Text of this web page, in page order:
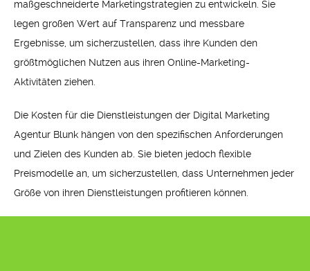
maßgeschneiderte Marketingstrategien zu entwickeln. Sie
legen großen Wert auf Transparenz und messbare
Ergebnisse, um sicherzustellen, dass ihre Kunden den
größtmöglichen Nutzen aus ihren Online-Marketing-
Aktivitäten ziehen.
Die Kosten für die Dienstleistungen der Digital Marketing
Agentur Blunk hängen von den spezifischen Anforderungen
und Zielen des Kunden ab. Sie bieten jedoch flexible
Preismodelle an, um sicherzustellen, dass Unternehmen jeder
Größe von ihren Dienstleistungen profitieren können.